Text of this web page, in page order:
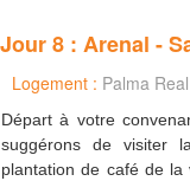
Jour 8 : Arenal -
Logement : Palma Real
Départ à votre
suggérons de visiter
plantation de café de